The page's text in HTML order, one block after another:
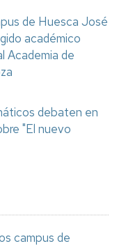
de Huesca José
académico
Academia de
debaten en
"El nuevo
campus de